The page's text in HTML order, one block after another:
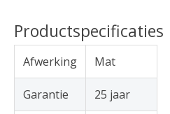
Productspecificaties
Afwerking Mat
Garantie 25 jaar